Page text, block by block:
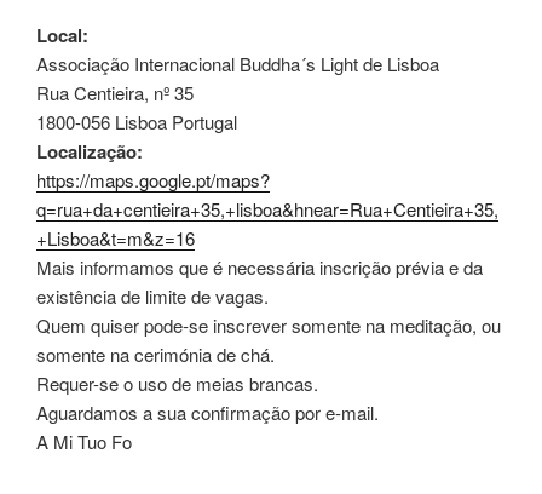
Local:
Associação Internacional Buddha´s Light de Lisboa
Rua Centieira, nº 35
1800-056 Lisboa Portugal
Localização:
https://maps.google.pt/maps?
q=rua+da+centieira+35,+lisboa&hnear=Rua+Centieira+35,
+Lisboa&t=m&z=16
Mais informamos que é necessária inscrição prévia e da
existência de limite de vagas.
Quem quiser pode-se inscrever somente na meditação, ou
somente na cerimónia de chá.
Requer-se o uso de meias brancas.
Aguardamos a sua confirmação por e-mail.
A Mi Tuo Fo